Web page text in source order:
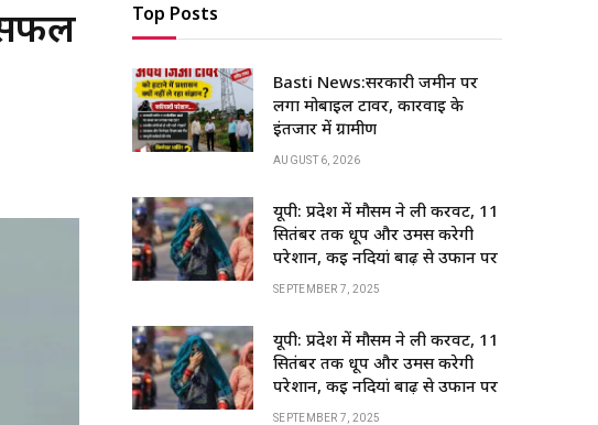
सफल
Top Posts
Basti News:सरकारी जमीन पर
लगा मोबाइल टावर, कार्रवाई के
इंतजार में ग्रामीण
AUGUST 6, 2026
यूपी: प्रदेश में मौसम ने ली करवट, 11
सितंबर तक धूप और उमस करेगी
परेशान, कई नदियां बाढ़ से उफान पर
SEPTEMBER 7, 2025
यूपी: प्रदेश में मौसम ने ली करवट, 11
सितंबर तक धूप और उमस करेगी
परेशान, कई नदियां बाढ़ से उफान पर
SEPTEMBER 7, 2025